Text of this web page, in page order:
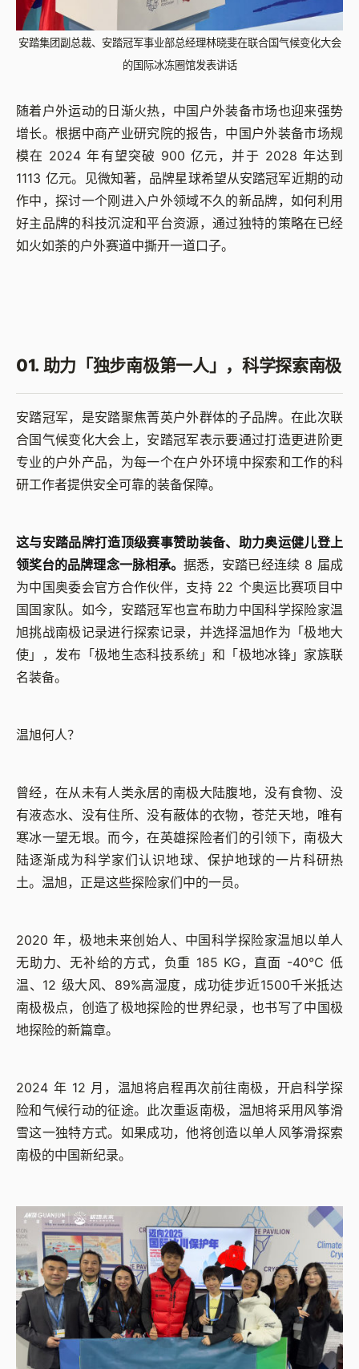
安踏集团副总裁、安踏冠军事业部总经理林晓斐在联合国气候变化大会
的国际冰冻圈馆发表讲话
随着户外运动的日渐火热，中国户外装备市场也迎来强势
增长。根据中商产业研究院的报告，中国户外装备市场规
模在 2024 年有望突破 900 亿元，并于 2028 年达到
1113 亿元。见微知著，品牌星球希望从安踏冠军近期的动
作中，探讨一个刚进入户外领域不久的新品牌，如何利用
好主品牌的科技沉淀和平台资源，通过独特的策略在已经
如火如荼的户外赛道中撕开一道口子。
01. 助力「独步南极第一人」，科学探索南极
安踏冠军，是安踏聚焦菁英户外群体的子品牌。在此次联
合国气候变化大会上，安踏冠军表示要通过打造更进阶更
专业的户外产品，为每一个在户外环境中探索和工作的科
研工作者提供安全可靠的装备保障。
这与安踏品牌打造顶级赛事赞助装备、助力奥运健儿登上
领奖台的品牌理念一脉相承。据悉，安踏已经连续 8 届成
为中国奥委会官方合作伙伴，支持 22 个奥运比赛项目中
国国家队。如今，安踏冠军也宣布助力中国科学探险家温
旭挑战南极记录进行探索记录，并选择温旭作为「极地大
使」，发布「极地生态科技系统」和「极地冰锋」家族联
名装备。
温旭何人？
曾经，在从未有人类永居的南极大陆腹地，没有食物、没
有液态水、没有住所、没有蔽体的衣物，苍茫天地，唯有
寒冰一望无垠。而今，在英雄探险者们的引领下，南极大
陆逐渐成为科学家们认识地球、保护地球的一片科研热
土。温旭，正是这些探险家们中的一员。
2020 年，极地未来创始人、中国科学探险家温旭以单人
无助力、无补给的方式，负重 185 KG，直面 -40℃ 低
温、12 级大风、89%高湿度，成功徒步近1500千米抵达
南极极点，创造了极地探险的世界纪录，也书写了中国极
地探险的新篇章。
2024 年 12 月，温旭将启程再次前往南极，开启科学探
险和气候行动的征途。此次重返南极，温旭将采用风筝滑
雪这一独特方式。如果成功，他将创造以单人风筝滑探索
南极的中国新纪录。